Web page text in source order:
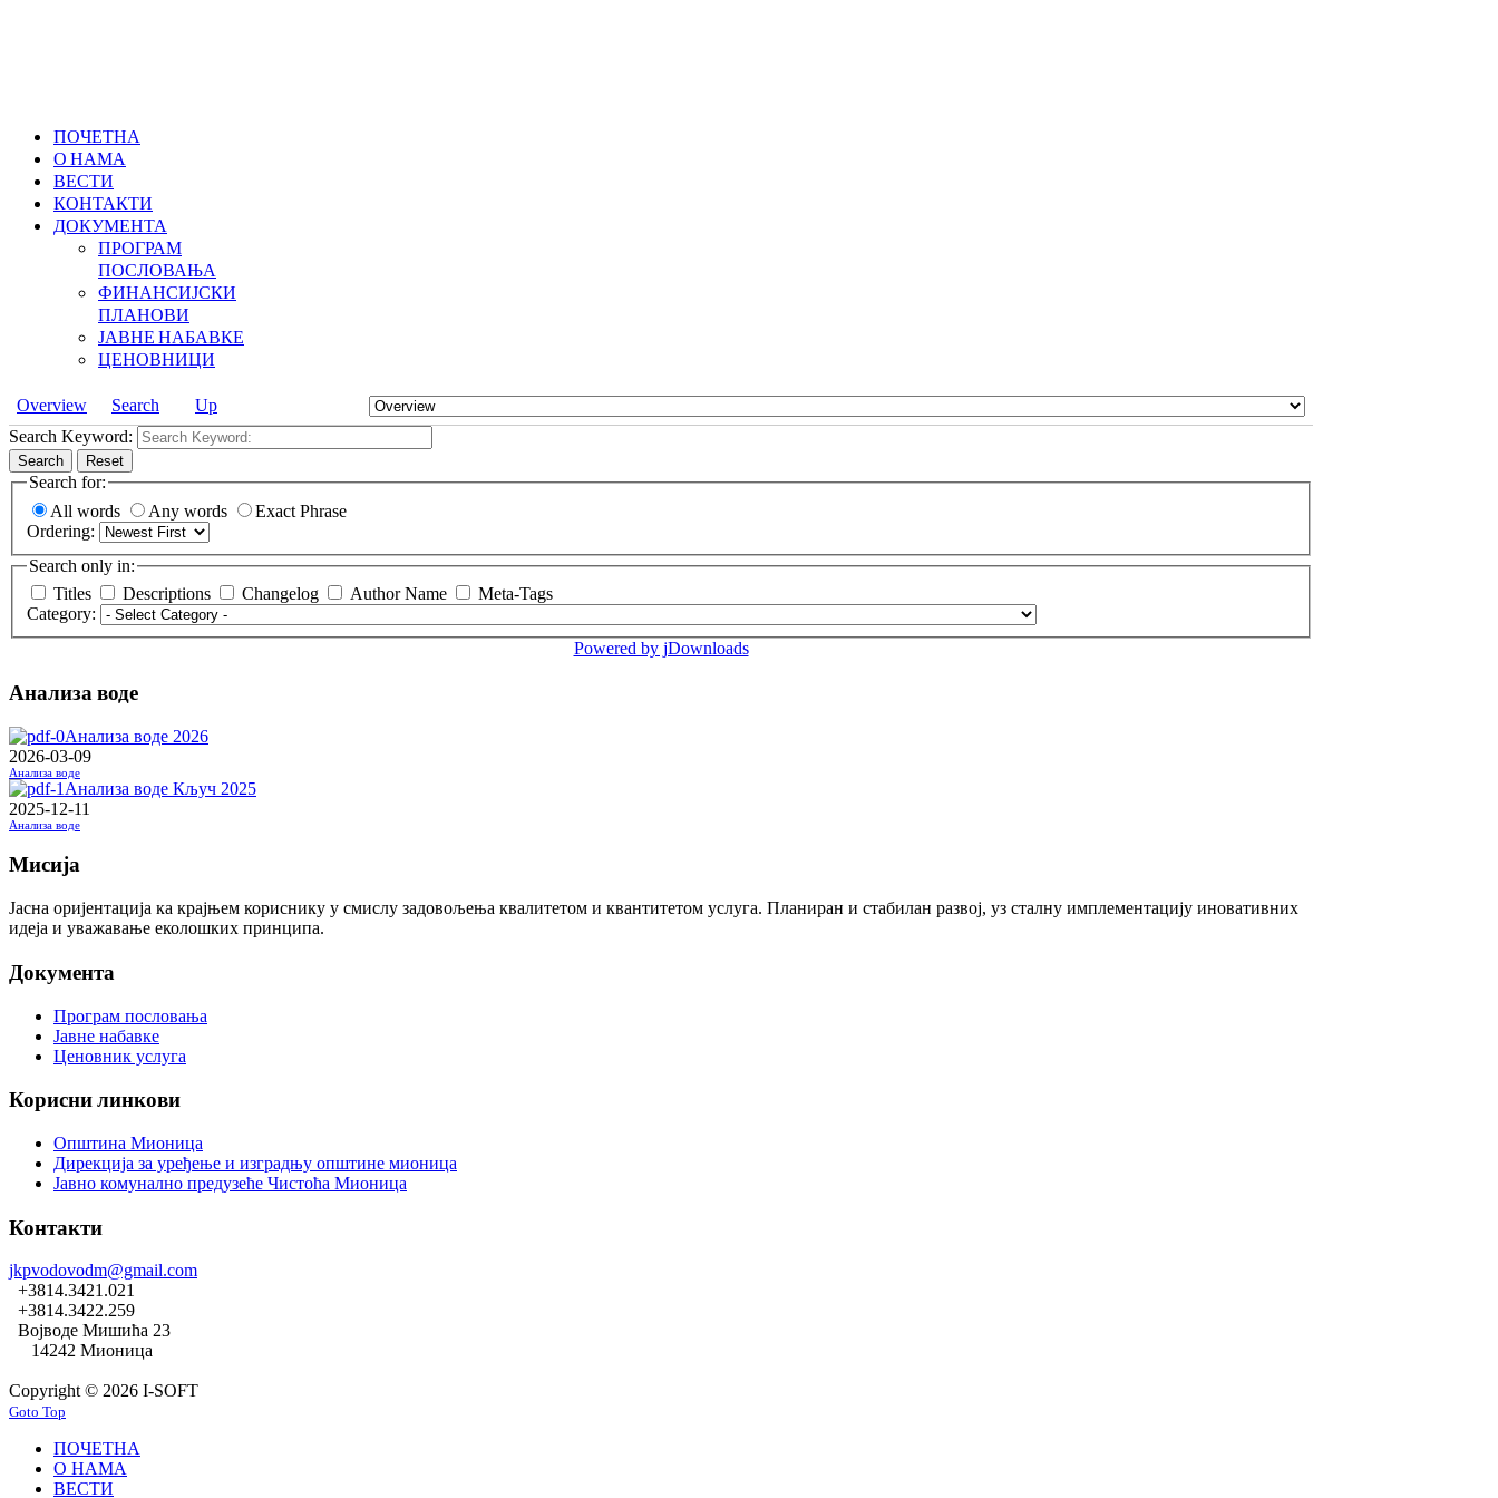
ПОЧЕТНА
О НАМА
ВЕСТИ
КОНТАКТИ
ДОКУМЕНТА
ПРОГРАМ
ПОСЛОВАЊА
ФИНАНСИЈСКИ
ПЛАНОВИ
ЈАВНЕ НАБАВКЕ
ЦЕНОВНИЦИ
Overview Search
Up
Search Keyword:
Search Reset
Search for:
All words
Any words
Exact Phrase
Ordering:
Search only in:
Titles
Descriptions Changelog Author Name
Meta-Tags
Category:
Powered by jDownloads
Анализа воде
Анализа воде 2026
2026-03-09
Анализа воде
Анализа воде Кључ 2025
2025-12-11
Анализа воде
Мисија
Јасна оријентација ка крајњем кориснику у смислу задовољења квалитетом и квантитетом услуга. Планиран и стабилан развој, уз сталну имплементацију иновативних
идеја и уважавање еколошких принципа.
Документа
Програм пословања
Јавне набавке
Ценовник услуга
Корисни линкови
Општина Мионица
Дирекција за уређење и изградњу општине мионица
Јавно комунално предузеће Чистоћа Мионица
Контакти
jkpvodovodm@gmail.com
+3814.3421.021
+3814.3422.259
Војводе Мишића 23
14242 Мионица
Copyright © 2026 I-SOFT
Goto Top
ПОЧЕТНА
О НАМА
ВЕСТИ